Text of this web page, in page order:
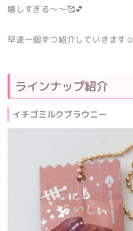
嬉しすぎる～～🥰💕
早速一個ずつ紹介していきます☺
ラインナップ紹介
イチゴミルクブラウニー